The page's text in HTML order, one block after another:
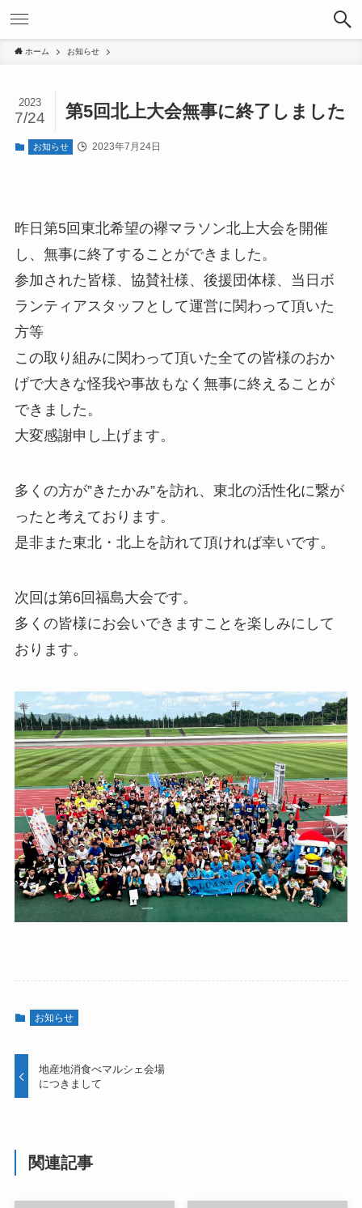
ホーム お知らせ
第5回北上大会無事に終了しました
2023
7/24
お知らせ 2023年7月24日
昨日第5回東北希望の襷マラソン北上大会を開催
し、無事に終了することができました。
参加された皆様、協賛社様、後援団体様、当日ボ
ランティアスタッフとして運営に関わって頂いた
方等
この取り組みに関わって頂いた全ての皆様のおか
げで大きな怪我や事故もなく無事に終えることが
できました。
大変感謝申し上げます。
多くの方が”きたかみ”を訪れ、東北の活性化に繋が
ったと考えております。
是非また東北・北上を訪れて頂ければ幸いです。
次回は第6回福島大会です。
多くの皆様にお会いできますことを楽しみにして
おります。
お知らせ
地産地消食べマルシェ会場
につきまして
関連記事